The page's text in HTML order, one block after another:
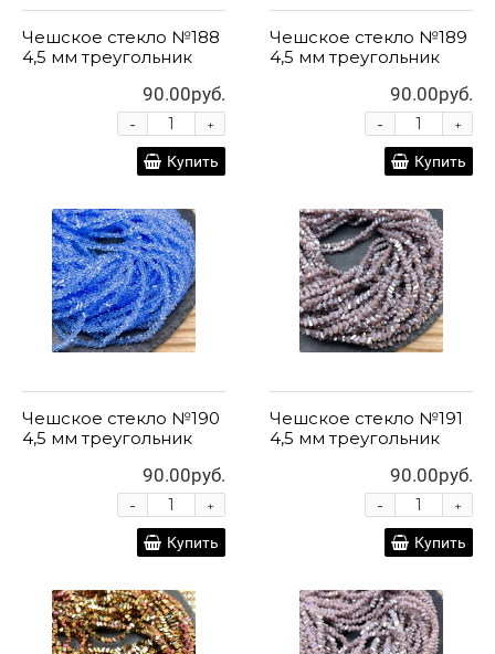
Чешское стекло №188
4,5 мм треугольник
90.00руб.
+
-
Купить
Чешское стекло №189
4,5 мм треугольник
90.00руб.
+
-
Купить
Чешское стекло №190
4,5 мм треугольник
90.00руб.
+
-
Купить
Чешское стекло №191
4,5 мм треугольник
90.00руб.
+
-
Купить